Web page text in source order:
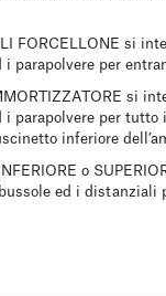
FORCELLONE si
parapolvere per
si
i parapolvere per tutto
inferiore
o
ed i distanziali